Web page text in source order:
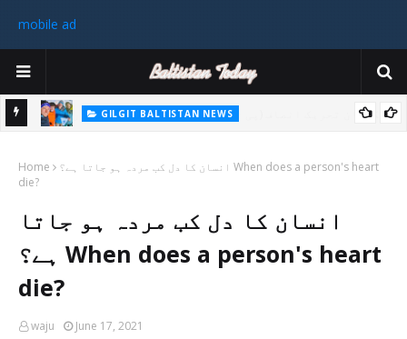
mobile ad
GILGIT BALTISTAN NEWS
میٹر چوٹی سر کیHome
انسان کا دل کب مردہ ہو جاتا ہے؟ When does a person's heart
die?
انسان کا دل کب مردہ ہو جاتا
ہے؟ When does a person's heart
die?
waju June 17, 2021